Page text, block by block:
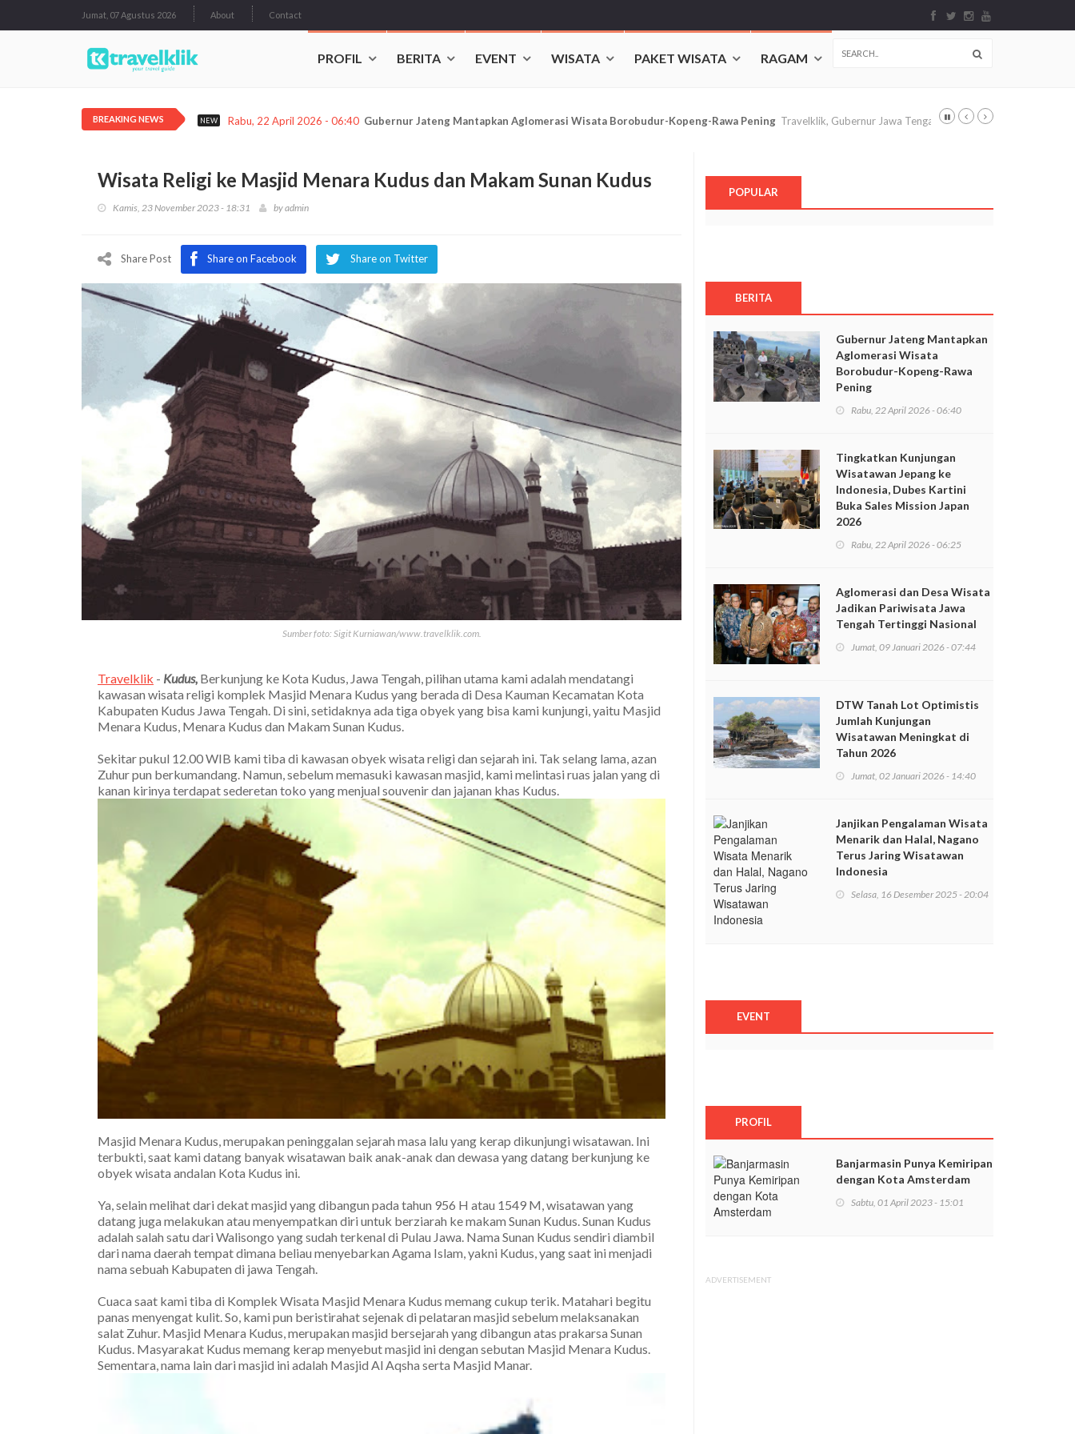
Jumat, 07 Agustus 2026 About Contact
PROFIL BERITA EVENT WISATA PAKET WISATA RAGAM
BREAKING NEWS NEW Rabu, 22 April 2026 - 06:40 Gubernur Jateng Mantapkan Aglomerasi Wisata Borobudur-Kopeng-Rawa Pening Travelklik, Gubernur Jawa Tengah, Ahmad Luthfi ...
Wisata Religi ke Masjid Menara Kudus dan Makam Sunan Kudus
Kamis, 23 November 2023 - 18:31 byadmin
Share Post Share on Facebook Share on Twitter
Sumber foto: Sigit Kurniawan/www.travelklik.com.
Travelklik - Kudus, Berkunjung ke Kota Kudus, Jawa Tengah, pilihan utama kami adalah mendatangi
kawasan wisata religi komplek Masjid Menara Kudus yang berada di Desa Kauman Kecamatan Kota
Kabupaten Kudus Jawa Tengah. Di sini, setidaknya ada tiga obyek yang bisa kami kunjungi, yaitu Masjid
Menara Kudus, Menara Kudus dan Makam Sunan Kudus.
Sekitar pukul 12.00 WIB kami tiba di kawasan obyek wisata religi dan sejarah ini. Tak selang lama, azan
Zuhur pun berkumandang. Namun, sebelum memasuki kawasan masjid, kami melintasi ruas jalan yang di
kanan kirinya terdapat sederetan toko yang menjual souvenir dan jajanan khas Kudus.
Masjid Menara Kudus, merupakan peninggalan sejarah masa lalu yang kerap dikunjungi wisatawan. Ini
terbukti, saat kami datang banyak wisatawan baik anak-anak dan dewasa yang datang berkunjung ke
obyek wisata andalan Kota Kudus ini.
Ya, selain melihat dari dekat masjid yang dibangun pada tahun 956 H atau 1549 M, wisatawan yang
datang juga melakukan atau menyempatkan diri untuk berziarah ke makam Sunan Kudus. Sunan Kudus
adalah salah satu dari Walisongo yang sudah terkenal di Pulau Jawa. Nama Sunan Kudus sendiri diambil
dari nama daerah tempat dimana beliau menyebarkan Agama Islam, yakni Kudus, yang saat ini menjadi
nama sebuah Kabupaten di jawa Tengah.
Cuaca saat kami tiba di Komplek Wisata Masjid Menara Kudus memang cukup terik. Matahari begitu
panas menyengat kulit. So, kami pun beristirahat sejenak di pelataran masjid sebelum melaksanakan
salat Zuhur. Masjid Menara Kudus, merupakan masjid bersejarah yang dibangun atas prakarsa Sunan
Kudus. Masyarakat Kudus memang kerap menyebut masjid ini dengan sebutan Masjid Menara Kudus.
Sementara, nama lain dari masjid ini adalah Masjid Al Aqsha serta Masjid Manar.
POPULAR
BERITA
Gubernur Jateng Mantapkan
Aglomerasi Wisata
Borobudur-Kopeng-Rawa
Pening
Rabu, 22 April 2026 - 06:40
Tingkatkan Kunjungan
Wisatawan Jepang ke
Indonesia, Dubes Kartini
Buka Sales Mission Japan
2026
Rabu, 22 April 2026 - 06:25
Aglomerasi dan Desa Wisata
Jadikan Pariwisata Jawa
Tengah Tertinggi Nasional
Jumat, 09 Januari 2026 - 07:44
DTW Tanah Lot Optimistis
Jumlah Kunjungan
Wisatawan Meningkat di
Tahun 2026
Jumat, 02 Januari 2026 - 14:40
Janjikan Pengalaman Wisata
Menarik dan Halal, Nagano
Terus Jaring Wisatawan
Indonesia
Selasa, 16 Desember 2025 - 20:04
EVENT
PROFIL
Banjarmasin Punya Kemiripan
dengan Kota Amsterdam
Sabtu, 01 April 2023 - 15:01
ADVERTISEMENT